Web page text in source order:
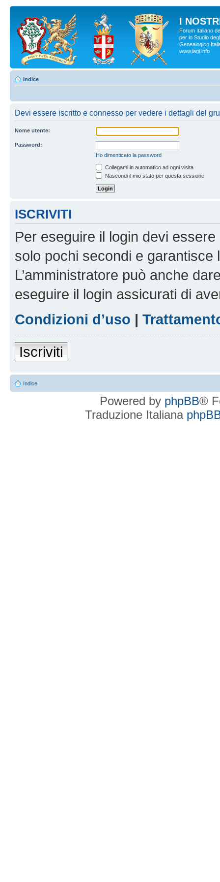
I
Forum Italiano
per lo Studio
Genealogico
www.iagi.info
Indice
Devi essere iscritto e connesso per vedere i dettagli del
Nome utente:
Password:
Ho dimenticato la password
Collegami in automatico ad ogni visita
Nascondi il mio stato per questa sessione
ISCRIVITI
Per eseguire il login devi
solo pochi secondi e garantisce
L’amministratore può anche
eseguire il login assicurati di
Condizioni d’uso |
Iscriviti
Indice
Powered by phpBB®
Traduzione Italiana